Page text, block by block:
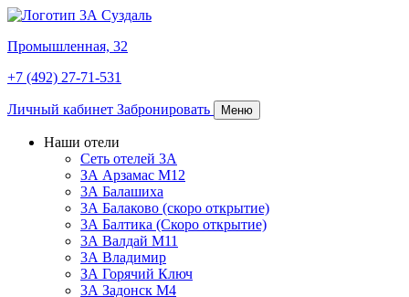
Промышленная, 32
+7 (492) 27-71-531
Личный кабинет Забронировать Меню
Наши отели
Сеть отелей 3А
ЗА Арзамас М12
3А Балашиха
3А Балаково (скоро открытие)
3А Балтика (Скоро открытие)
3А Валдай М11
3А Владимир
ЗА Горячий Ключ
3А Задонск М4